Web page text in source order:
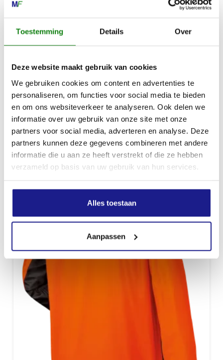
Toestemming Details Over
Deze website maakt gebruik van cookies
We gebruiken cookies om content en advertenties te
personaliseren, om functies voor social media te bieden
en om ons websiteverkeer te analyseren. Ook delen we
informatie over uw gebruik van onze site met onze
partners voor social media, adverteren en analyse. Deze
partners kunnen deze gegevens combineren met andere
informatie die u aan ze heeft verstrekt of die ze hebben
verzameld op basis van uw gebruik van hun services.
Alles toestaan
Aanpassen
WEERBESTENDIG JACK, DUROFLEX, MAAT M, FLUO-ORANJE
€107,00